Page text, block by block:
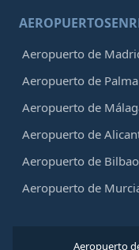
Aeropuerto de
Aeropuerto de
Aeropuerto de
Aeropuerto de
Aeropuerto de Bilbao
Aeropuerto de
Aeropuerto